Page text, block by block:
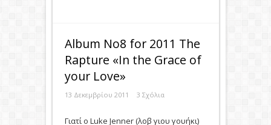
Album Νο8 for 2011 The
Rapture «In the Grace of
your Love»
13 Δεκεμβρίου 2011 3 Σχόλια
Γιατί ο Luke Jenner (λοβ γιου γουήκι)